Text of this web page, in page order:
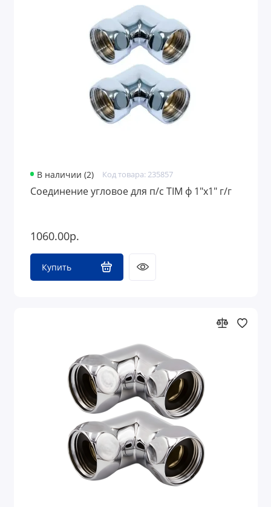
Аксессуары для ванной комнаты и туалета
Полотенцесушители
Сантехника для дачи
В наличии (2) Код товара: 235857
Соединение угловое для п/с TIM ф 1"х1" г/г
1060.00р.
Купить